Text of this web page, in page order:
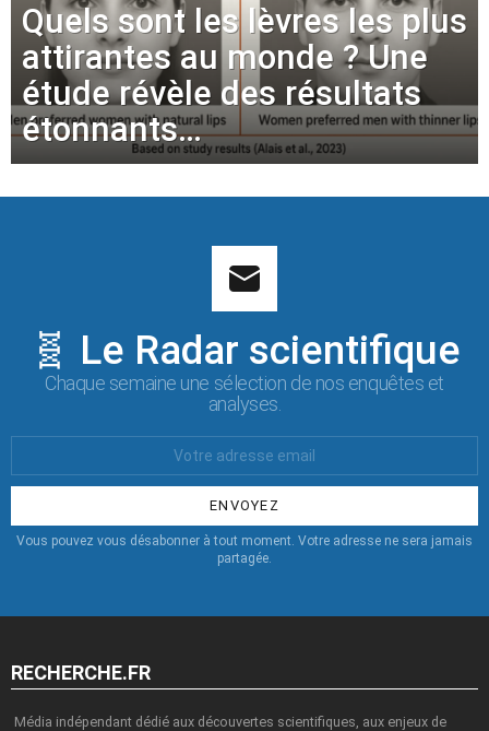
Quels sont les lèvres les plus
attirantes au monde ? Une
étude révèle des résultats
étonnants…
🧬 Le Radar scientifique
Chaque semaine une sélection de nos enquêtes et
analyses.
:
Vous pouvez vous désabonner à tout moment. Votre adresse ne sera jamais
partagée.
RECHERCHE.FR
Média indépendant dédié aux découvertes scientifiques, aux enjeux de